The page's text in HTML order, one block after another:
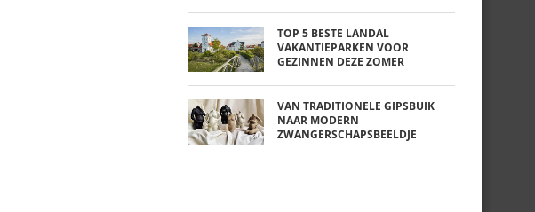
TOP 5 BESTE LANDAL
VAKANTIEPARKEN VOOR
GEZINNEN DEZE ZOMER
VAN TRADITIONELE GIPSBUIK
NAAR MODERN
ZWANGERSCHAPSBEELDJE